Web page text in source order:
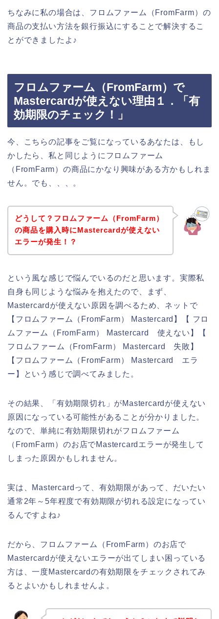
ちなみに私の場合は、フロムファーム（FromFarm）の
商品の支払い方法を銀行振込にすることで解決するこ
とができましたよ♪
フロムファーム（FromFarm）で
Mastercardが使えない理由１．「有
効期限のチェック！」
今、こちらの記事をご覧になっているあなたは、もし
かしたら、私と同じようにフロムファーム
（FromFarm）の商品にかなり興味がある方かもしれま
せん。でも、、、。
どうして？フロムファーム（FromFarm）
の商品を購入時にMastercardが使えない
エラーが発生！？
という風な感じで悩んでいるのだと思います。実際私
自身も同じような悩みを抱えたので、まず、
Mastercardが使えない原因を調べるため、ネットで
【フロムファーム（FromFarm） Mastercard】【 フロ
ムファーム（FromFarm） Mastercard 使えない】【
フロムファーム（FromFarm） Mastercard 失敗】
【フロムファーム（FromFarm） Mastercard エラ
ー】という感じで調べてみました。
その結果、「有効期限切れ」がMastercardが使えない
原因になっている可能性があることが分かりました。
なので、単純に有効期限切れがフロムファーム
（FromFarm）のお店でMastercardエラーが発生して
しまった原因かもしれません。
実は、Mastercardって、有効期限があって、だいたい
通常2年～5年程度で有効期限が切れる設定になってい
るんですよね♪
だから、フロムファーム（FromFarm）のお店で
Mastercardが使えないエラーが出てしまい困っている
方は、一度Mastercardの有効期限をチェックされてみ
るとよいかもしれませんよ。